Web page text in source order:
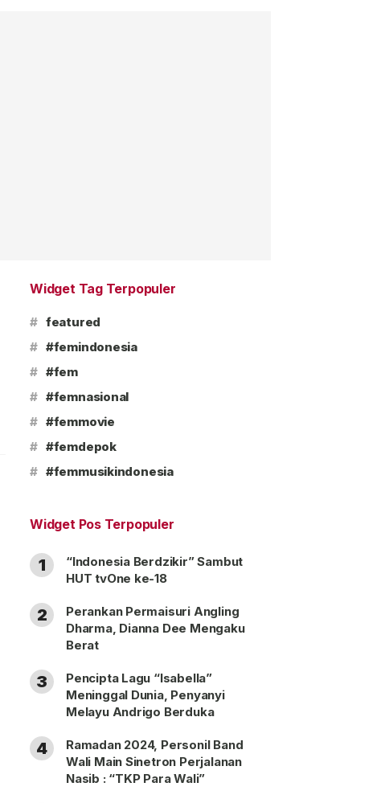
Widget Tag Terpopuler
# featured
# #femindonesia
# #fem
# #femnasional
# #femmovie
# #femdepok
# #femmusikindonesia
Widget Pos Terpopuler
1
“Indonesia Berdzikir” Sambut
HUT tvOne ke-18
2
Perankan Permaisuri Angling
Dharma, Dianna Dee Mengaku
Berat
3
Pencipta Lagu “Isabella”
Meninggal Dunia, Penyanyi
Melayu Andrigo Berduka
4
Ramadan 2024, Personil Band
Wali Main Sinetron Perjalanan
Nasib : “TKP Para Wali”